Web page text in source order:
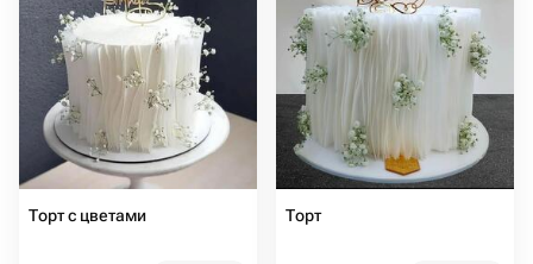
Торт с цветами Торт